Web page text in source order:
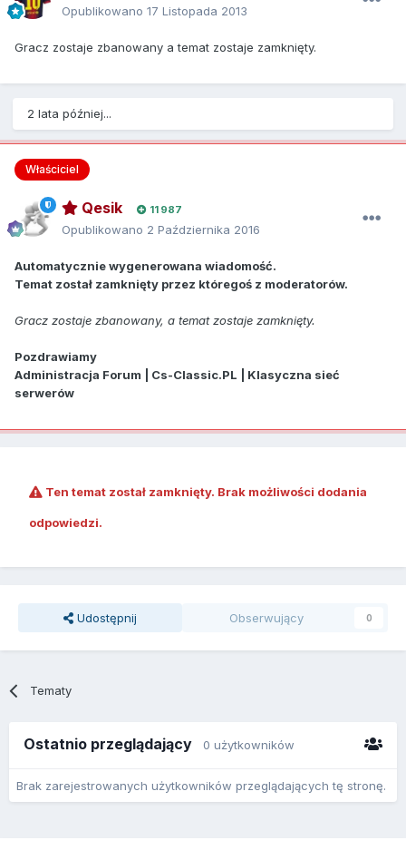
Opublikowano 17 Listopada 2013
Gracz zostaje zbanowany a temat zostaje zamknięty.
2 lata później...
Właściciel
Qesik 11 987
Opublikowano 2 Października 2016
Automatycznie wygenerowana wiadomość.
Temat został zamknięty przez któregoś z moderatorów.
Gracz zostaje zbanowany, a temat zostaje zamknięty.
Pozdrawiamy
Administracja Forum | Cs-Classic.PL | Klasyczna sieć
serwerów
Ten temat został zamknięty. Brak możliwości dodania
odpowiedzi.
Udostępnij Obserwujący 0
Tematy
Ostatnio przeglądający 0 użytkowników
Brak zarejestrowanych użytkowników przeglądających tę stronę.